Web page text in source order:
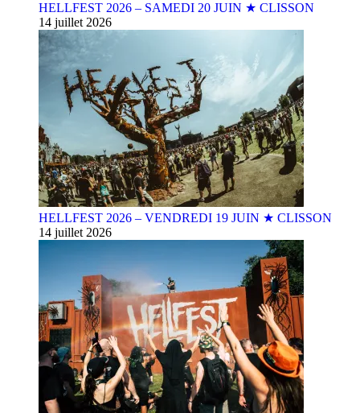
HELLFEST 2026 – SAMEDI 20 JUIN ★ CLISSON
14 juillet 2026
HELLFEST 2026 – VENDREDI 19 JUIN ★ CLISSON
14 juillet 2026